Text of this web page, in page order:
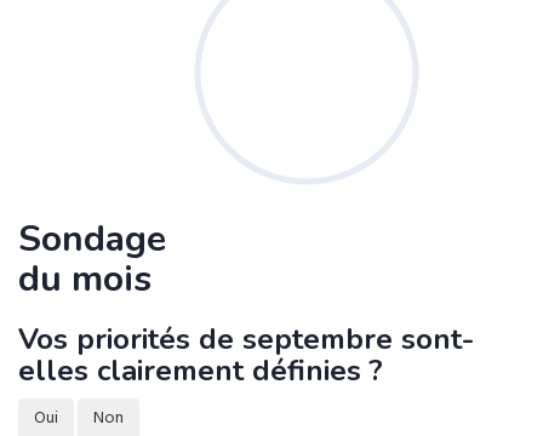
Sondage
du mois
Vos priorités de septembre sont-
elles clairement définies ?
Oui
Non